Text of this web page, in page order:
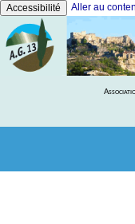
Accessibilité Aller au